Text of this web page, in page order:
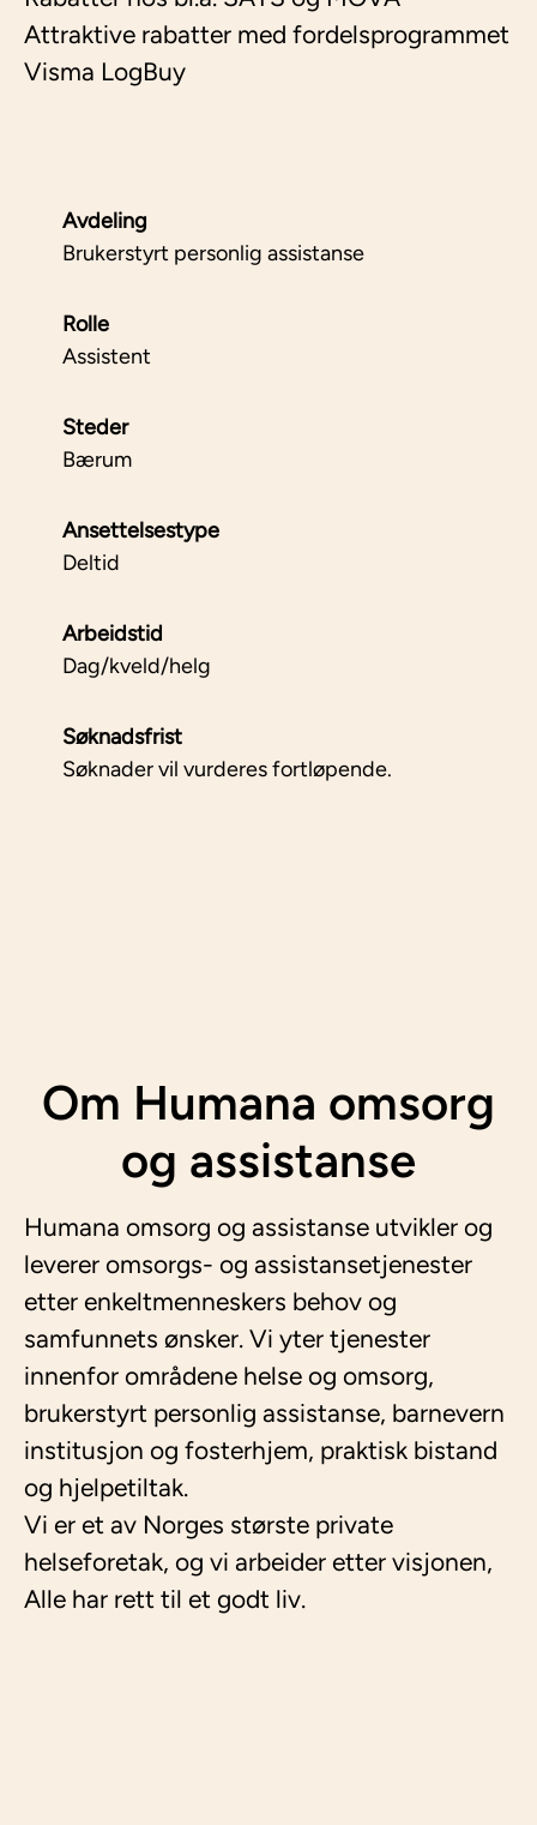
Attraktive rabatter med fordelsprogrammet
Visma LogBuy
Avdeling
Brukerstyrt personlig assistanse
Rolle
Assistent
Steder
Bærum
Ansettelsestype
Deltid
Arbeidstid
Dag/kveld/helg
Søknadsfrist
Søknader vil vurderes fortløpende.
Om Humana omsorg
og assistanse
Humana omsorg og assistanse utvikler og
leverer omsorgs- og assistansetjenester
etter enkeltmenneskers behov og
samfunnets ønsker. Vi yter tjenester
innenfor områdene helse og omsorg,
brukerstyrt personlig assistanse, barnevern
institusjon og fosterhjem, praktisk bistand
og hjelpetiltak.
Vi er et av Norges største private
helseforetak, og vi arbeider etter visjonen,
Alle har rett til et godt liv.